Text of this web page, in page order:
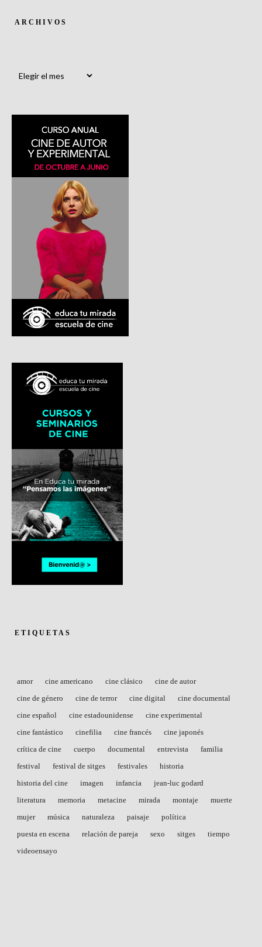
ARCHIVOS
ETIQUETAS
amor cine americano cine clásico
cine de autor
cine de género
cine de terror cine digital
cine documental
cine español
cine estadounidense
cine experimental
cine fantástico
cinefilia cine francés
cine japonés
crítica de cine
cuerpo documental entrevista
familia
festival
festival de sitges festivales
historia
historia del cine
imagen infancia
jean-luc godard
literatura
memoria metacine mirada montaje
muerte
mujer
música naturaleza paisaje
política
puesta en escena
relación de pareja sexo sitges
tiempo
videoensayo